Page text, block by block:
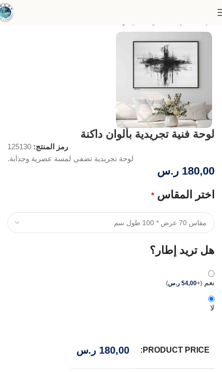
لوحة فنية تجريدية بألوان داكنة
رمز المنتج: 125130
لوحة تجريدية تضفي لمسة عصرية وجذابة.
180,00 ر.س
اختر المقاس *
هل تريد إطار؟
نعم (
+
54,00 ر.س)
لا
PRODUCT PRICE:
180,00 ر.س